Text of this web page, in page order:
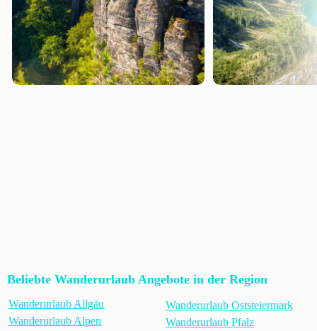
Beliebte Wanderurlaub Angebote in der Region
Wanderurlaub Allgäu
Wanderurlaub Alpen
Wanderurlaub Oststeiermark
Wanderurlaub Pfalz